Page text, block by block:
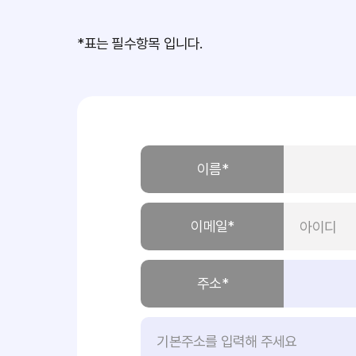
*표는 필수항목 입니다.
이름*
이메일*
주소*